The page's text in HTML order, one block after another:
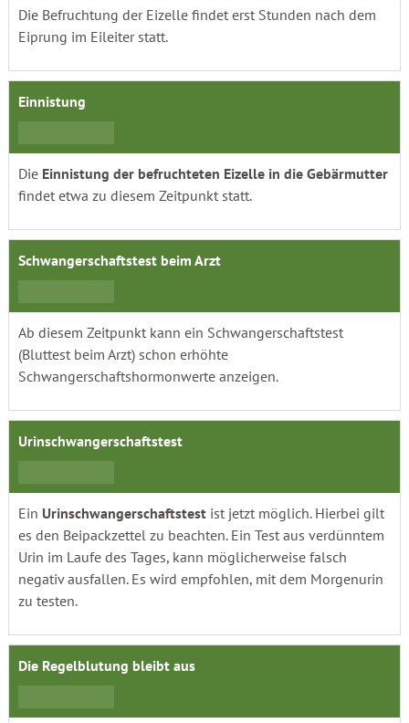
Die Befruchtung der Eizelle findet erst Stunden nach dem
Eiprung im Eileiter statt.
Einnistung
Die Einnistung der befruchteten Eizelle in die Gebärmutter
findet etwa zu diesem Zeitpunkt statt.
Schwangerschaftstest beim Arzt
Ab diesem Zeitpunkt kann ein Schwangerschaftstest
(Bluttest beim Arzt) schon erhöhte
Schwangerschaftshormonwerte anzeigen.
Urinschwangerschaftstest
Ein Urinschwangerschaftstestist jetzt möglich. Hierbei gilt
es den Beipackzettel zu beachten. Ein Test aus verdünntem
Urin im Laufe des Tages, kann möglicherweise falsch
negativ ausfallen. Es wird empfohlen, mit dem Morgenurin
zu testen.
Die Regelblutung bleibt aus